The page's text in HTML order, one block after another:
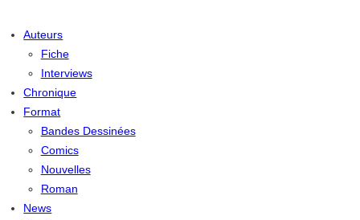
Auteurs
Fiche
Interviews
Chronique
Format
Bandes Dessinées
Comics
Nouvelles
Roman
News